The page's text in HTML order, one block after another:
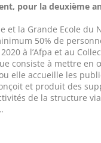
pour la deuxième
et la Grande Ecole
50% de
à l’Afpa et au
consiste à mettre
elle accueille les
et produit des
de la structure